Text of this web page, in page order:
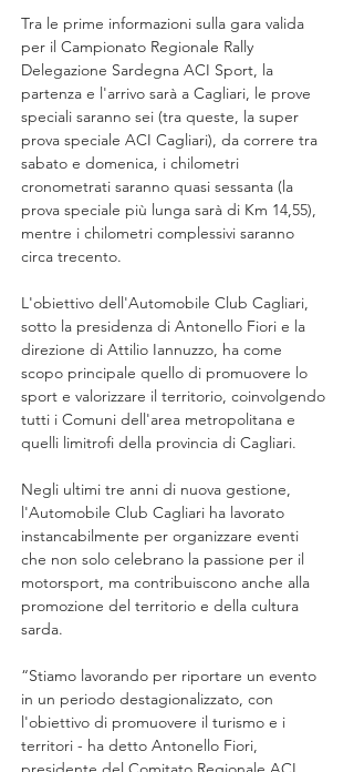
Tra le prime informazioni sulla gara valida
per il Campionato Regionale Rally
Delegazione Sardegna ACI Sport, la
partenza e l'arrivo sarà a Cagliari, le prove
speciali saranno sei (tra queste, la super
prova speciale ACI Cagliari), da correre tra
sabato e domenica, i chilometri
cronometrati saranno quasi sessanta (la
prova speciale più lunga sarà di Km 14,55),
mentre i chilometri complessivi saranno
circa trecento.
L'obiettivo dell'Automobile Club Cagliari,
sotto la presidenza di Antonello Fiori e la
direzione di Attilio Iannuzzo, ha come
scopo principale quello di promuovere lo
sport e valorizzare il territorio, coinvolgendo
tutti i Comuni dell'area metropolitana e
quelli limitrofi della provincia di Cagliari.
Negli ultimi tre anni di nuova gestione,
l'Automobile Club Cagliari ha lavorato
instancabilmente per organizzare eventi
che non solo celebrano la passione per il
motorsport, ma contribuiscono anche alla
promozione del territorio e della cultura
sarda.
“Stiamo lavorando per riportare un evento
in un periodo destagionalizzato, con
l'obiettivo di promuovere il turismo e i
territori - ha detto Antonello Fiori,